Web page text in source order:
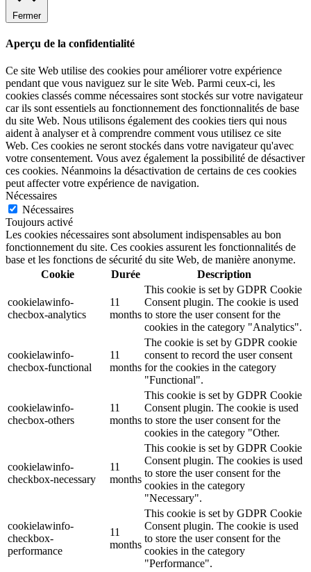
Fermer
Aperçu de la confidentialité
Ce site Web utilise des cookies pour améliorer votre expérience
pendant que vous naviguez sur le site Web. Parmi ceux-ci, les
cookies classés comme nécessaires sont stockés sur votre navigateur
car ils sont essentiels au fonctionnement des fonctionnalités de base
du site Web. Nous utilisons également des cookies tiers qui nous
aident à analyser et à comprendre comment vous utilisez ce site
Web. Ces cookies ne seront stockés dans votre navigateur qu'avec
votre consentement. Vous avez également la possibilité de désactiver
ces cookies. Néanmoins la désactivation de certains de ces cookies
peut affecter votre expérience de navigation.
Nécessaires
Nécessaires
Toujours activé
Les cookies nécessaires sont absolument indispensables au bon
fonctionnement du site. Ces cookies assurent les fonctionnalités de
base et les fonctions de sécurité du site Web, de manière anonyme.
Cookie
Durée Description
cookielawinfo-
checbox-analytics
11
months
This cookie is set by GDPR Cookie
Consent plugin. The cookie is used
to store the user consent for the
cookies in the category "Analytics".
cookielawinfo-
checbox-functional
11
months
The cookie is set by GDPR cookie
consent to record the user consent
for the cookies in the category
"Functional".
cookielawinfo-
checbox-others
11
months
This cookie is set by GDPR Cookie
Consent plugin. The cookie is used
to store the user consent for the
cookies in the category "Other.
cookielawinfo-
checkbox-necessary
11
months
This cookie is set by GDPR Cookie
Consent plugin. The cookies is used
to store the user consent for the
cookies in the category
"Necessary".
cookielawinfo-
checkbox-
performance
11
months
This cookie is set by GDPR Cookie
Consent plugin. The cookie is used
to store the user consent for the
cookies in the category
"Performance".